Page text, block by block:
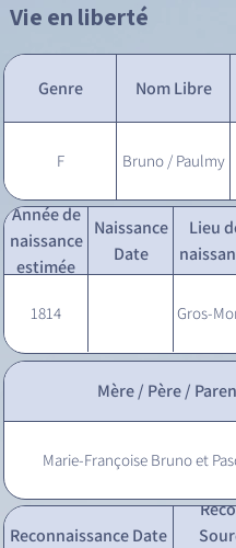
Vie en liberté
Genre Nom Libre
F Bruno / Paulmy
Année de
naissance
estimée
Naissance
Date
Lieu
1814 Gros-
Mère / Père /
Marie-Françoise Bruno et
Reconnaissance Date